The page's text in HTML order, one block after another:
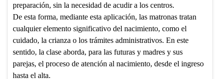
preparación, sin la necesidad de acudir a los centros.
De esta forma, mediante esta aplicación, las matronas tratan
cualquier elemento significativo del nacimiento, como el
cuidado, la crianza o los trámites administrativos. En este
sentido, la clase aborda, para las futuras y madres y sus
parejas, el proceso de atención al nacimiento, desde el ingreso
hasta el alta.